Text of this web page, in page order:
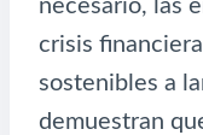
necesario, las
crisis
sostenibles a
demuestran